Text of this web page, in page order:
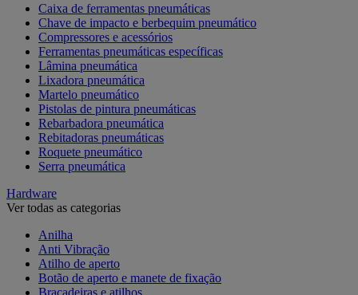
Caixa de ferramentas pneumáticas
Chave de impacto e berbequim pneumático
Compressores e acessórios
Ferramentas pneumáticas específicas
Lâmina pneumática
Lixadora pneumática
Martelo pneumático
Pistolas de pintura pneumáticas
Rebarbadora pneumática
Rebitadoras pneumáticas
Roquete pneumático
Serra pneumática
Hardware
Ver todas as categorias
Anilha
Anti Vibração
Atilho de aperto
Botão de aperto e manete de fixação
Braçadeiras e atilhos